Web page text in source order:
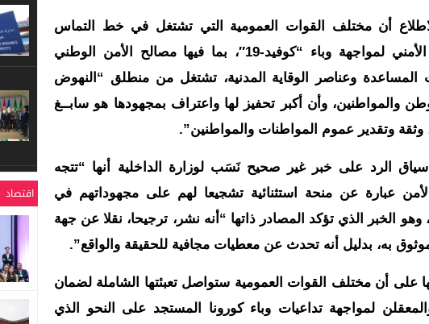
أن مختلف القوات العمومية التي تشتغل في خط التماس
الأمامي لضمان التدبير الأمني لمواجهة وباء “كوفيد-19″، بما فيها مصالح الأمن الوطني
المساعدة وعناصر الوقاية المدنية، تشتغل من منطلق “النهوض
والمواطنين، وأن أكبر تحفيز لها واعتراف بمجهودها هو سابــغ
وتقدير عموم المواطنات والمواطنين”.
الرد على خبر غير صحيح نَسَب لوزارة الداخلية أنها “تتجه
عبارة عن منحة استثنائية تشجيعا لهم على مجهوداتهم في
الخبر الذي تؤكد المصادر ذاتها “أنه نشر، ترجيحا، نقلا عن جهة
به، بدليل أنه تحدث عن معطيات مجافية للحقيقة والواقع”.
أن مختلف القوات العمومية ستواصل تعبئتها الشاملة لضمان
لمواجهة تداعيات وباء كورونا المستجد على النحو الذي
اقتصاد